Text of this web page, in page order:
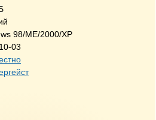
98/ME/2000/XP
03